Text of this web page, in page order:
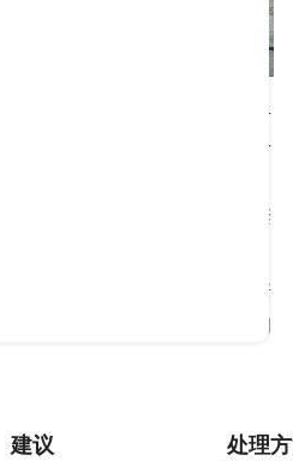
同的，锻炼对每个人的血
强度和持续时间很长，血
两个小时后会恢复正常。
法，它可以帮助你更好地睡
小时内提供血糖控制。
饮食结合起来，让你的血糖
有一些基于您的血糖水平的
建议 处理